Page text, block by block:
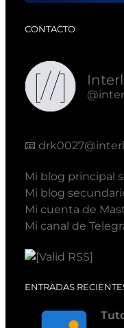
CONTACTO
📧
Mi blog principal
Mi blog
Mi cuenta de
Mi canal de
ENTRADAS